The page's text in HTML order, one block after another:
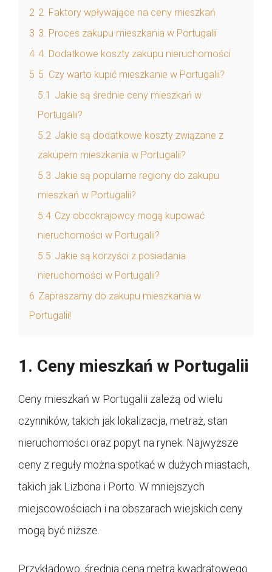
2 2. Faktory wpływające na ceny mieszkań
3 3. Proces zakupu mieszkania w Portugalii
4 4. Dodatkowe koszty zakupu nieruchomości
5 5. Czy warto kupić mieszkanie w Portugalii?
5.1 Jakie są średnie ceny mieszkań w
Portugalii?
5.2 Jakie są dodatkowe koszty związane z
zakupem mieszkania w Portugalii?
5.3 Jakie są popularne regiony do zakupu
mieszkań w Portugalii?
5.4 Czy obcokrajowcy mogą kupować
nieruchomości w Portugalii?
5.5 Jakie są korzyści z posiadania
nieruchomości w Portugalii?
6 Zapraszamy do zakupu mieszkania w
Portugalii!
1. Ceny mieszkań w Portugalii
Ceny mieszkań w Portugalii zależą od wielu
czynników, takich jak lokalizacja, metraż, stan
nieruchomości oraz popyt na rynek. Najwyższe
ceny z reguły można spotkać w dużych miastach,
takich jak Lizbona i Porto. W mniejszych
miejscowościach i na obszarach wiejskich ceny
mogą być niższe.
Przykładowo, średnia cena metra kwadratowego